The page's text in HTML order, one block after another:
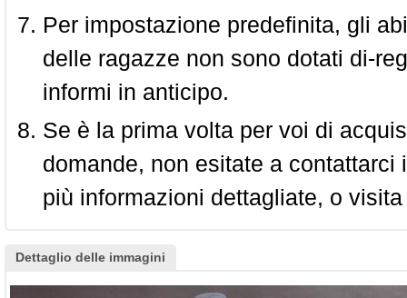
Per impostazione predefinita, gli
delle ragazze non sono dotati di-
informi in anticipo.
Se è la prima volta per voi di
domande, non esitate a
più informazioni dettagliate, o
Dettaglio delle immagini